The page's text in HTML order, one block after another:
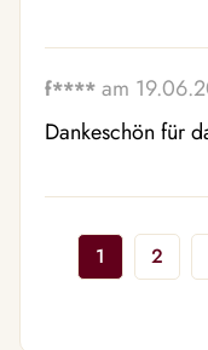
f**** am
Dankeschön für
1 2